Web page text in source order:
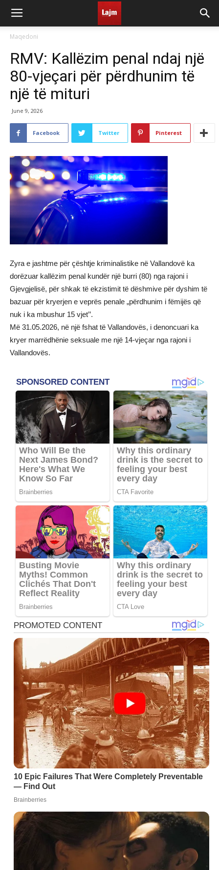
Maqedoni
RMV: Kallëzim penal ndaj një
80-vjeçari për përdhunim të
një të mituri
June 9, 2026
Facebook Twitter Pinterest
​Zyra e jashtme për çështje kriminalistike në Vallandovë ka
dorëzuar kallëzim penal kundër një burri (80) nga rajoni i
Gjevgjelisë, për shkak të ekzistimit të dëshmive për dyshim të
bazuar për kryerjen e veprës penale „përdhunim i fëmijës që
nuk i ka mbushur 15 vjet’’.
​Më 31.05.2026, në një fshat të Vallandovës, i denoncuari ka
kryer marrëdhënie seksuale me një 14-vjeçar nga rajoni i
Vallandovës.